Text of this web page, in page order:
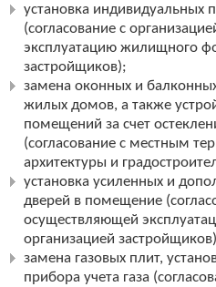
установка индивидуальных
(согласование с
эксплуатацию жилищного
застройщиков);
замена оконных и
жилых домов, а также
помещений за счет
(согласование с местным
архитектуры и
установка усиленных и
дверей в помещение
осуществляющей
организацией
замена газовых плит,
прибора учета газа